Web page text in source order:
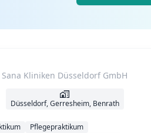
Sana Kliniken Düsseldorf GmbH
Düsseldorf, Gerresheim, Benrath
Pflegepraktikum